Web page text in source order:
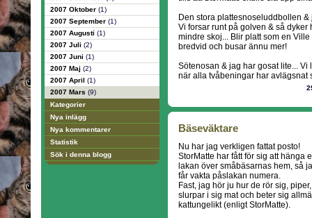
2007 Oktober (1)
2007 September (1)
2007 Augusti (1)
2007 Juli (2)
2007 Juni (1)
2007 Maj (2)
2007 April (1)
2007 Mars (9)
Kategorier
Nya inlägg
Nya kommentarer
Statistik
Sök i denna blogg
Den stora plattesnoseluddbollen &
Vi forsar runt på golven & så dyker
mindre skoj... Blir platt som en
bredvid och busar ännu mer!
Sötenosan & jag har gosat lite...
när alla tvåbeningar har avlägsnat
Bäseväktare
Nu har jag verkligen fattat posto!
StorMatte har fått för sig att hänga
lakan över småbäsarnas hem, så
får vakta påslakan numera.
Fast, jag hör ju hur de rör sig, piper,
slurpar i sig mat och beter sig
kattungelikt (enligt StorMatte).